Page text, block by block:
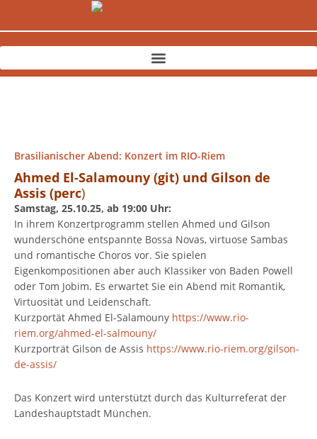
Brasilianischer Abend: Konzert im RIO-Riem
Ahmed El-Salamouny (git) und Gilson de
Assis (perc)
Samstag, 25.10.25, ab 19:00 Uhr:
In ihrem Konzertprogramm stellen Ahmed und Gilson
wunderschöne entspannte Bossa Novas, virtuose Sambas
und romantische Choros vor. Sie spielen
Eigenkompositionen aber auch Klassiker von Baden Powell
oder Tom Jobim. Es erwartet Sie ein Abend mit Romantik,
Virtuosität und Leidenschaft.
Kurzportät Ahmed El-Salamouny https://www.rio-
riem.org/ahmed-el-salmouny/
Kurzporträt Gilson de Assis https://www.rio-riem.org/gilson-
de-assis/
Das Konzert wird unterstützt durch das Kulturreferat der
Landeshauptstadt München.